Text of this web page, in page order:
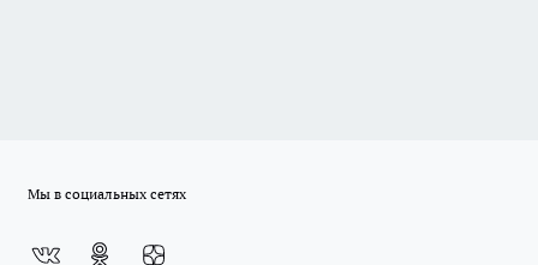
Мы в социальных сетях